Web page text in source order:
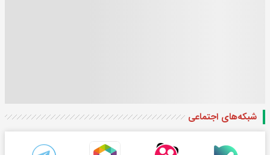
شبکه‌های اجتماعی